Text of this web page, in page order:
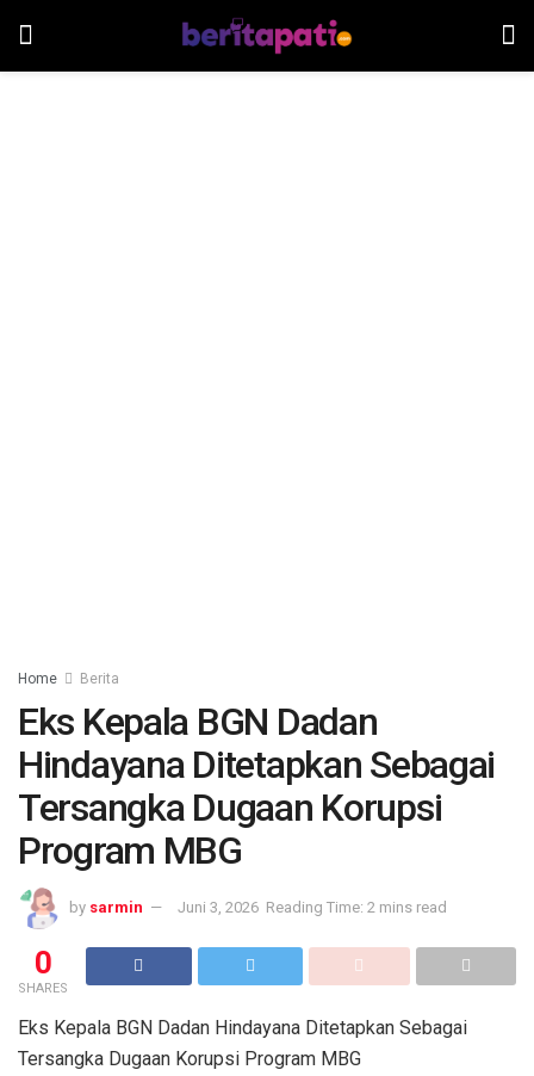
Home Berita
Eks Kepala BGN Dadan
Hindayana Ditetapkan Sebagai
Tersangka Dugaan Korupsi
Program MBG
by sarmin Juni 3, 2026 Reading Time: 2 mins read
0
SHARES
Eks Kepala BGN Dadan Hindayana Ditetapkan Sebagai
Tersangka Dugaan Korupsi Program MBG